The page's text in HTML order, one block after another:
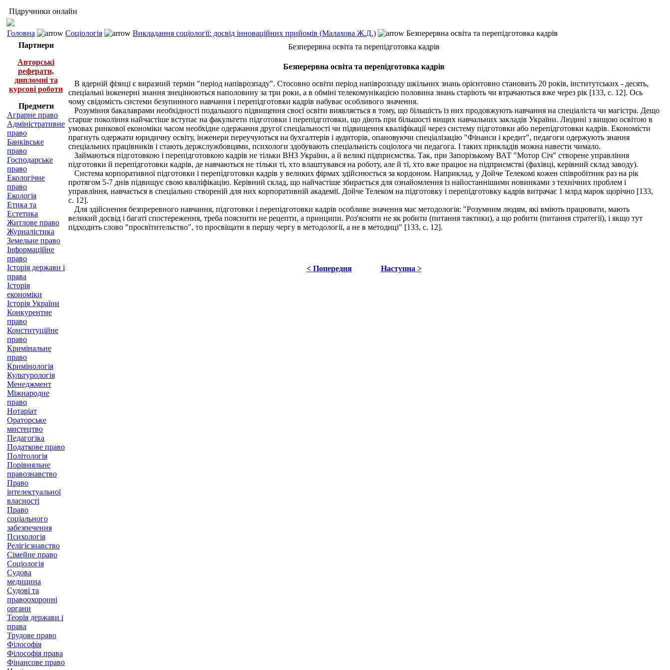
Підручники онлайн
Головна Соціологія Викладання соціології: досвід інноваційних прийомів (Малахова Ж.Д.)
Безперервна освіта та перепідготовка кадрів
Партнери
Авторські
реферати,
дипломні та
курсові роботи
Предмети
Аграрне право
Адміністративне
право
Банківське
право
Господарське
право
Екологічне
право
Екологія
Етика та
Естетика
Житлове право
Журналістика
Земельне право
Інформаційне
право
Історія держави і
права
Історія
економіки
Історія України
Конкурентне
право
Конституційне
право
Кримінальне
право
Кримінологія
Культурологія
Менеджмент
Міжнародне
право
Нотаріат
Ораторське
мистецтво
Педагогіка
Податкове право
Політологія
Порівняльне
правознавство
Право
інтелектуальної
власності
Право
соціального
забезпечення
Психологія
Релігієзнавство
Сімейне право
Соціологія
Судова
медицина
Судові та
правоохоронні
органи
Теорія держави і
права
Трудове право
Філософія
Філософія права
Фінансове право
Безперервна освіта та перепідготовка кадрів
Безперервна освіта та перепідготовка кадрів
В ядерній фізиці є виразний термін "період напіврозпаду". Стосовно освіти період напіврозпаду шкільних знань орієнтовно становить 20 років, інститутських - десять,
спеціальні інженерні знання знецінюються наполовину за три роки, а в обміні телекомунікацією половина знань старіють чи втрачаються вже через рік [133, с. 12]. Ось
чому свідомість системи безупинного навчання і перепідготовки кадрів набуває особливого значення.
Розуміння бакалаврами необхідності подальшого підвищення своєї освіти виявляється в тому, що більшість із них продовжують навчання на спеціаліста чи магістра. Дещо
старше покоління найчастіше вступає на факультети підготовки і перепідготовки, що діють при більшості вищих навчальних закладів України. Людині з вищою освітою в
умовах ринкової економіки часом необхідне одержання другої спеціальності чи підвищення кваліфікації через систему підготовки або перепідготовки кадрів. Економісти
прагнуть одержати юридичну освіту, інженери переучуються на бухгалтерів і аудиторів, опановуючи спеціалізацію "Фінанси і кредит", педагоги одержують знання
спеціальних працівників і стають держслужбовцями, психологи здобувають спеціальність соціолога чи педагога. І таких прикладів можна навести чимало.
Займаються підготовкою і перепідготовкою кадрів не тільки ВНЗ України, а й великі підприємства. Так, при Запорізькому ВАТ "Мотор Січ" створене управління
підготовки й перепідготовки кадрів, де навчаються не тільки ті, хто влаштувався на роботу, але й ті, хто вже працює на підприємстві (фахівці, керівний склад заводу).
Система корпоративної підготовки і перепідготовки кадрів у великих фірмах здійснюється за кордоном. Наприклад, у Дойче Телекомі кожен співробітник раз на рік
протягом 5-7 днів підвищує свою кваліфікацію. Керівний склад, що найчастіше збирається для ознайомлення із найостаннішими новинками з технічних проблем і
управління, навчається в спеціально створеній для них корпоративній академії. Дойче Телеком на підготовку і перепідготовку кадрів витрачає 1 млрд марок щорічно [133,
с. 12].
Для здійснення безпреревного навчання, підготовки і перепідготовки кадрів особливе значення має методологія: "Розумним людям, які вміють працювати, мають
великий досвід і багаті спостереження, треба пояснити не рецепти, а принципи. Роз'ясняти не як робити (питання тактики), а що робити (питання стратегії), і якщо тут
підходить слово "просвітительство", то просвіщати в першу чергу в методології, а не в методиці" [133, с. 12].
< Попередня Наступна >